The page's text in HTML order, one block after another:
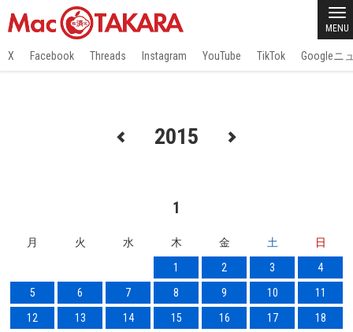
MENU
X Facebook Threads Instagram YouTube TikTok Googleニ
2015
1
月 火 水 木 金 土
日
1
2 3
4
5
6 7 8 9 10
11
12
13 14 15 16 17
18